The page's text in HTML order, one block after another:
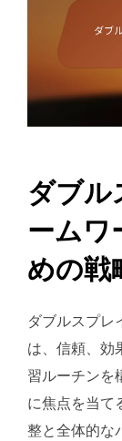
ダブル
ームワ
めの戦
ダブルスプレ
は、信頼、効
習ルーチンを
に焦点を当て
整と全体的な